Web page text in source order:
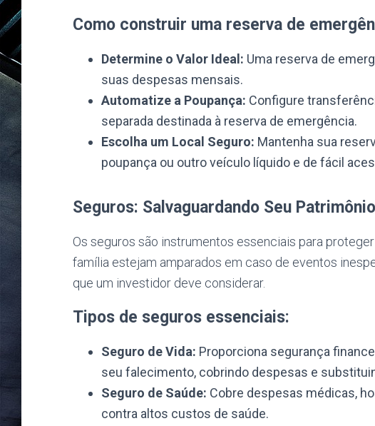
Como construir uma reserva de
Determine o Valor Ideal: Uma reserva de
suas despesas mensais.
Automatize a Poupança: Configure
separada destinada à reserva de emergência.
Escolha um Local Seguro: Mantenha sua
poupança ou outro veículo líquido e de fácil
Seguros: Salvaguardando Seu Patrimônio
Os seguros são instrumentos essenciais para
família estejam amparados em caso de eventos
que um investidor deve considerar.
Tipos de seguros essenciais:
Seguro de Vida: Proporciona segurança
seu falecimento, cobrindo despesas e
Seguro de Saúde: Cobre despesas médicas,
contra altos custos de saúde.